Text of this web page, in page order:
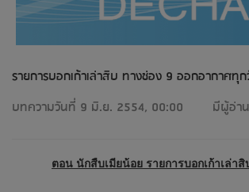
รายการบอกเก้าเล่าสิบ ทางช่อง 9 ออกอากาศทุ
บทความวันที่ 9 มิ.ย. 2554, 00:00
มีผู้อ่า
ตอน นักสืบเมียน้อย รายการบอกเก้าเล่าสิ